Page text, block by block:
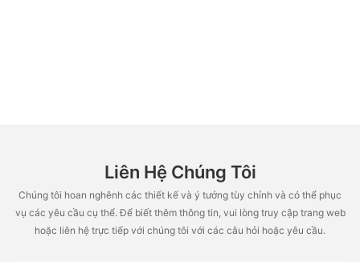
Liên Hệ Chúng Tôi
Chúng tôi hoan nghênh các thiết kế và ý tưởng tùy chỉnh và có thể phục
vụ các yêu cầu cụ thể. Để biết thêm thông tin, vui lòng truy cập trang web
hoặc liên hệ trực tiếp với chúng tôi với các câu hỏi hoặc yêu cầu.